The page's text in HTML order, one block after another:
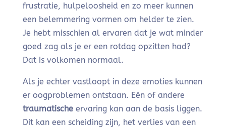
frustratie, hulpeloosheid en zo meer kunnen
een belemmering vormen om helder te zien.
Je hebt misschien al ervaren dat je wat minder
goed zag als je er een rotdag opzitten had?
Dat is volkomen normaal.
Als je echter vastloopt in deze emoties kunnen
er oogproblemen ontstaan. Eén of andere
traumatischeervaring kan aan de basis liggen.
Dit kan een scheiding zijn, het verlies van een